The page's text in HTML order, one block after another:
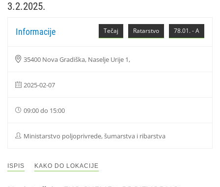
3.2.2025.
78.01. - A
Ratarstvo
Tečaj
Informacije
35400 Nova Gradiška, Naselje Urije 1,
2025-02-07
09:00 do 15:00
Ministarstvo poljoprivrede, šumarstva i ribarstva
ISPIS KAKO DO LOKACIJE